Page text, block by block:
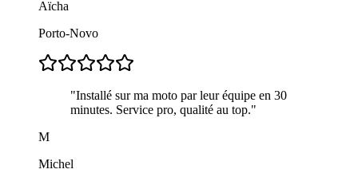
Aïcha
Porto-Novo
"Installé sur ma moto par leur équipe en 30
minutes. Service pro, qualité au top."
M
Michel